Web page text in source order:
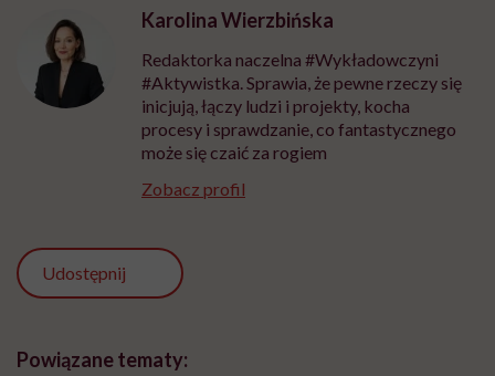
Karolina Wierzbińska
Redaktorka naczelna #Wykładowczyni
#Aktywistka. Sprawia, że pewne rzeczy się
inicjują, łączy ludzi i projekty, kocha
procesy i sprawdzanie, co fantastycznego
może się czaić za rogiem
Zobacz profil
Udostępnij
Powiązane tematy: